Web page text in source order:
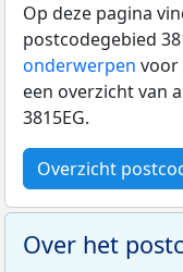
Op deze pagina
postcodegebied
onderwerpen voor
een overzicht van
3815EG.
Overzicht
Over het